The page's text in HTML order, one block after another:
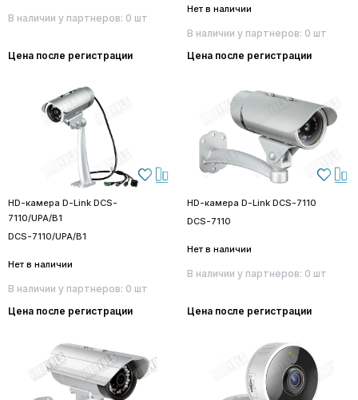
В наличии у партнеров: 0 шт
Цена после регистрации
Нет в наличии
В наличии у партнеров: 0 шт
Цена после регистрации
HD-камера D-Link DCS-
7110/UPA/B1
DCS-7110/UPA/B1
Нет в наличии
В наличии у партнеров: 0 шт
Цена после регистрации
HD-камера D-Link DCS-7110
DCS-7110
Нет в наличии
В наличии у партнеров: 0 шт
Цена после регистрации